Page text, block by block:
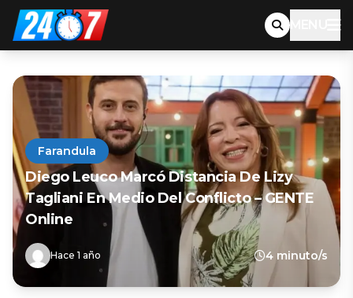
MENU
Farandula
Diego Leuco Marcó Distancia De Lizy
Tagliani En Medio Del Conflicto – GENTE
Online
Hace 1 año 4 minuto/s